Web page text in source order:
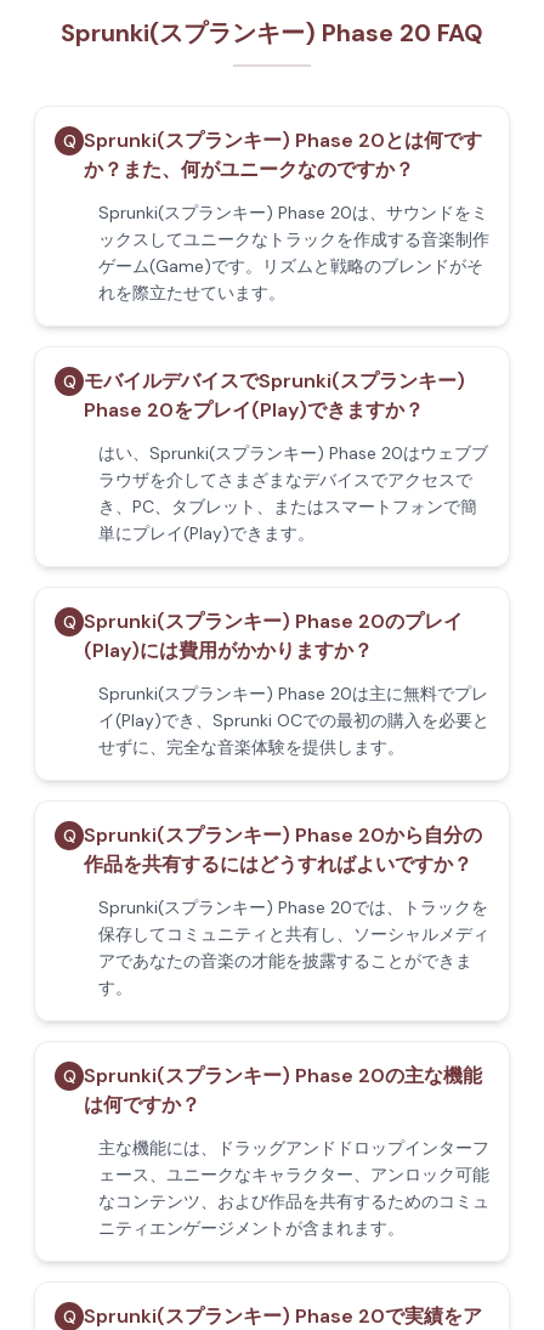
Sprunki(スプランキー) Phase 20 FAQ
Q Sprunki(スプランキー) Phase 20とは何です
か？また、何がユニークなのですか？
Sprunki(スプランキー) Phase 20は、サウンドをミ
ックスしてユニークなトラックを作成する音楽制作
ゲーム(Game)です。リズムと戦略のブレンドがそ
れを際立たせています。
Q モバイルデバイスでSprunki(スプランキー)
Phase 20をプレイ(Play)できますか？
はい、Sprunki(スプランキー) Phase 20はウェブブ
ラウザを介してさまざまなデバイスでアクセスで
き、PC、タブレット、またはスマートフォンで簡
単にプレイ(Play)できます。
Q Sprunki(スプランキー) Phase 20のプレイ
(Play)には費用がかかりますか？
Sprunki(スプランキー) Phase 20は主に無料でプレ
イ(Play)でき、Sprunki OCでの最初の購入を必要と
せずに、完全な音楽体験を提供します。
Q Sprunki(スプランキー) Phase 20から自分の
作品を共有するにはどうすればよいですか？
Sprunki(スプランキー) Phase 20では、トラックを
保存してコミュニティと共有し、ソーシャルメディ
アであなたの音楽の才能を披露することができま
す。
Q Sprunki(スプランキー) Phase 20の主な機能
は何ですか？
主な機能には、ドラッグアンドドロップインターフ
ェース、ユニークなキャラクター、アンロック可能
なコンテンツ、および作品を共有するためのコミュ
ニティエンゲージメントが含まれます。
Q Sprunki(スプランキー) Phase 20で実績をア